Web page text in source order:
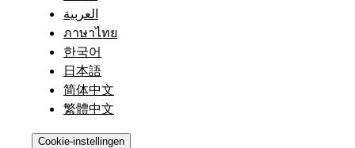
العربية
ภาษาไทย
한국어
日本語
简体中文
繁體中文
Cookie-instellingen